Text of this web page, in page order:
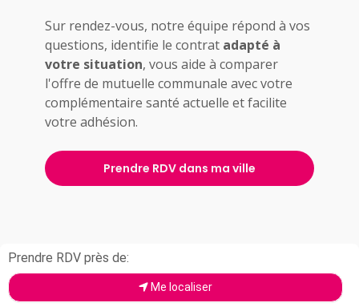
Sur rendez-vous, notre équipe répond à vos
questions, identifie le contrat adapté à
votre situation, vous aide à comparer
l'offre de mutuelle communale avec votre
complémentaire santé actuelle et facilite
votre adhésion.
Prendre RDV dans ma ville
Prendre RDV près de:
Me localiser